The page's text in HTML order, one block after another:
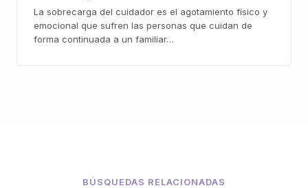
La sobrecarga del cuidador es el agotamiento físico y
emocional que sufren las personas que cuidan de
forma continuada a un familiar…
BÚSQUEDAS RELACIONADAS